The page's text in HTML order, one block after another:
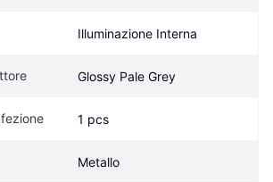
Illuminazione Interna
Glossy Pale Grey
1 pcs
Metallo